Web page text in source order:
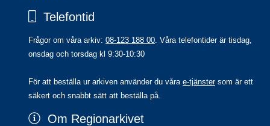
Telefontid
Frågor om våra arkiv: 08-123 188 00 . Våra telefontider är tisdag,
onsdag och torsdag kl 9:30-10:30
För att beställa ur arkiven använder du våra e-tjänster som är ett
säkert och snabbt sätt att beställa på.
Om Regionarkivet